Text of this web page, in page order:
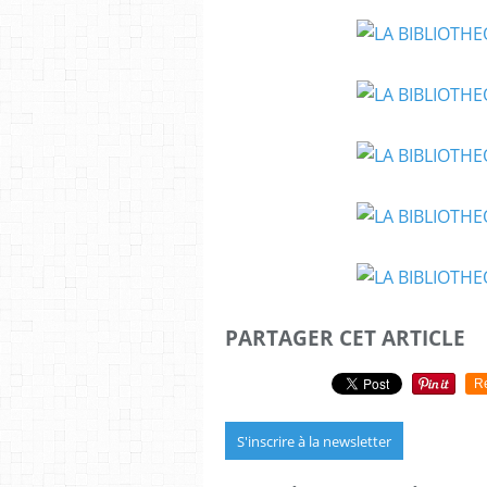
PARTAGER CET ARTICLE
S'inscrire à la newsletter